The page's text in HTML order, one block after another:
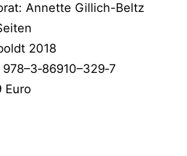
Annette Gillich-Beltz
2018
978–3‑86910–329‑7
Euro